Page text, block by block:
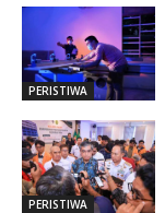
PERISTIWA
PERISTIWA